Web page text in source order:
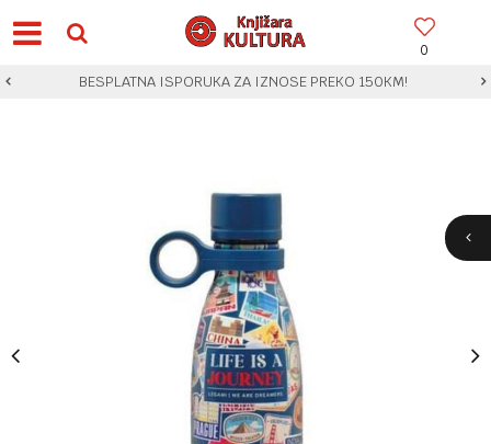
0
BESPLATNA ISPORUKA ZA IZNOSE PREKO 150KM!